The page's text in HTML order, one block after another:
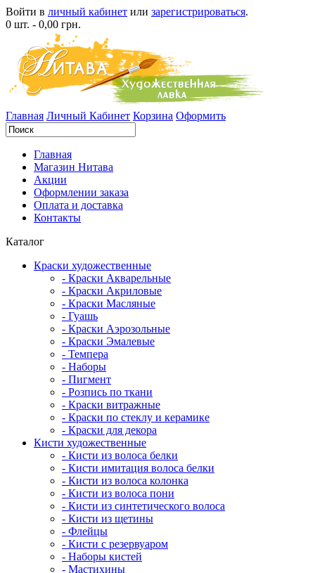
Войти в личный кабинет или зарегистрироваться.
0 шт. - 0,00 грн.
Главная Личный Кабинет Корзина Оформить
Главная
Магазин Нитава
Акции
Оформлении заказа
Оплата и доставка
Контакты
Каталог
Краски художественные
- Краски Акварельные
- Краски Акриловые
- Краски Масляные
- Гуашь
- Краски Аэрозольные
- Краски Эмалевые
- Темпера
- Наборы
- Пигмент
- Розпись по ткани
- Краски витражные
- Краски по стеклу и керамике
- Краски для декора
Кисти художественные
- Кисти из волоса белки
- Кисти имитация волоса белки
- Кисти из волоса колонка
- Кисти из волоса пони
- Кисти из синтетического волоса
- Кисти из щетины
- Флейцы
- Кисти с резервуаром
- Наборы кистей
- Мастихины